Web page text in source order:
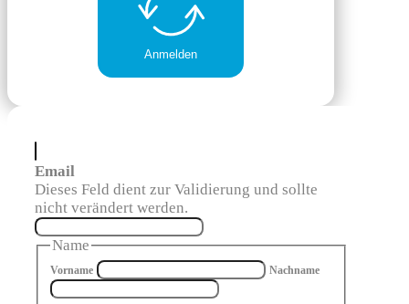
Anmelden
Email
Dieses Feld dient zur Validierung und sollte
nicht verändert werden.
Name
Vorname Nachname